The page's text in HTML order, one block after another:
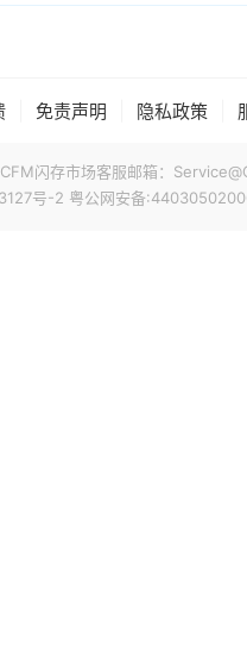
免责声明 隐私政策
闪存市场客服邮箱：
号-2 粤公网安备